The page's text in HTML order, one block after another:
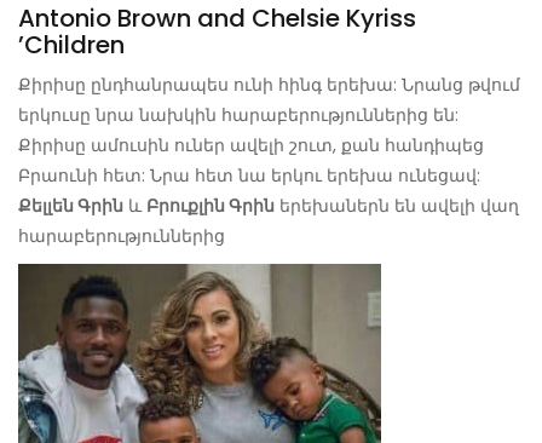
Antonio Brown and Chelsie Kyriss
’Children
Քիրիսը ընդհանրապես ունի հինգ երեխա: Նրանց թվում
երկուսը նրա նախկին հարաբերություններից են:
Քիրիսը ամուսին ուներ ավելի շուտ, քան հանդիպեց
Բրաունի հետ: Նրա հետ նա երկու երեխա ունեցավ:
Քելլեն Գրին և Բրուքլին Գրին երեխաներն են ավելի վաղ
հարաբերություններից